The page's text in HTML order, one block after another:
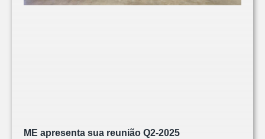
ME apresenta sua reunião Q2-2025